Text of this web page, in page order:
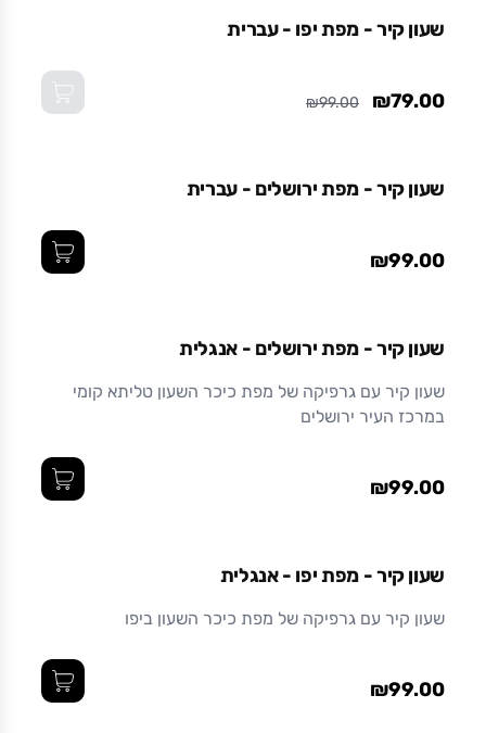
שעון קיר - מפת יפו - עברית
₪79.00
₪99.00
שעון קיר - מפת ירושלים - עברית
₪99.00
שעון קיר - מפת ירושלים - אנגלית
שעון קיר עם גרפיקה של מפת כיכר השעון טליתא קומי
במרכז העיר ירושלים
₪99.00
שעון קיר - מפת יפו - אנגלית
שעון קיר עם גרפיקה של מפת כיכר השעון ביפו
₪99.00